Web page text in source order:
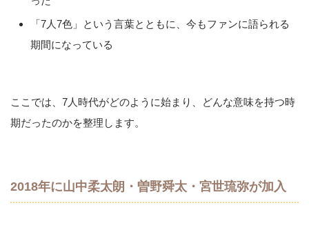
「7人7色」という言葉とともに、今もファンに語られる
期間になっている
ここでは、7人時代がどのように始まり、どんな意味を持つ時
期だったのかを整理します。
2018年に山中柔太朗・曽野舜太・宮世琉弥が加入